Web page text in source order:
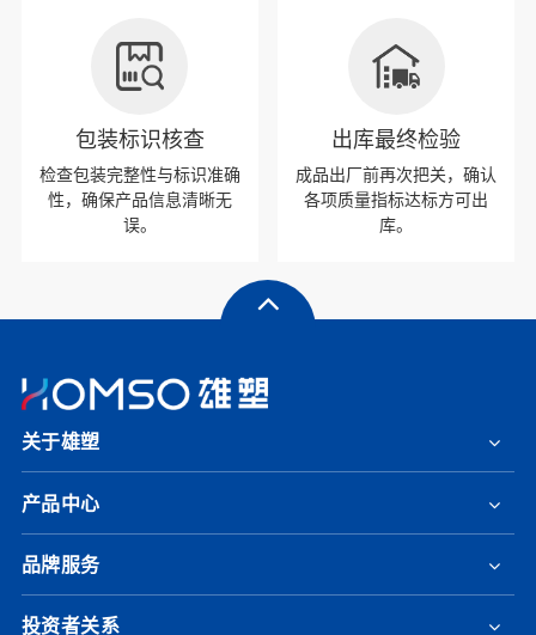
包装标识核查
检查包装完整性与标识准确
性，确保产品信息清晰无
误。
出库最终检验
成品出厂前再次把关，确认
各项质量指标达标方可出
库。
关于雄塑
产品中心
品牌服务
投资者关系